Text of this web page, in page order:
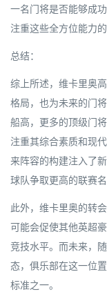
一名门将是否能够成
注重这些全方位能力
总结：
综上所述，维卡里奥
格局，也为未来的门
船高，更多的顶级门
注重其综合素质和现
来阵容的构建注入了
球队争取更高的联赛
此外，维卡里奥的转
可能会促使其他英超
竞技水平。而未来，
态，俱乐部在这一位
标准之一。